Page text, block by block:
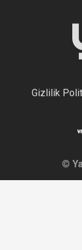
Gizlilik
©